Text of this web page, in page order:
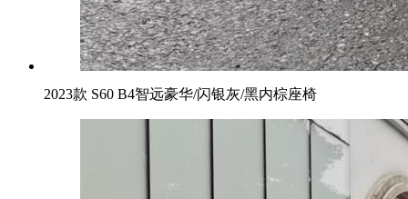
2023款 S60 B4智远豪华/闪银灰/黑内棕座椅